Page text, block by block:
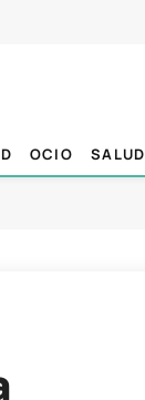
OCIO SALUD